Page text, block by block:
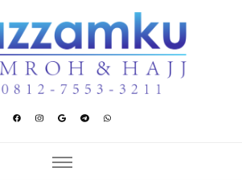
Umroh dan Hajj